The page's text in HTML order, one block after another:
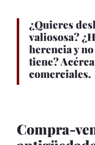
¿Quieres
valiososa?
herencia y
tiene?
comerciales.
Compra-